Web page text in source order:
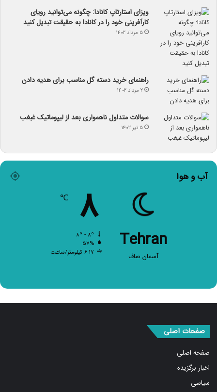
ویزای استارتاپ کانادا: چگونه می‌توانید رویای
کارآفرینی خود را در کانادا به حقیقت تبدیل کنید
۵ مرداد ۱۴۰۲
راهنمای خرید دسته گل مناسب برای هدیه دادن
۲ مرداد ۱۴۰۲
سوالات متداول ناهمواری بعد از لیپوماتیک غبغب
۵ تیر ۱۴۰۲
آب و هوا
Tehran
آسمان صاف
۸ ℃
۵۷%
۶.۱۷ کیلومتر/ساعت
صفحات اصلی
صفحه اصلی
اخبار برگزیده
سیاسی